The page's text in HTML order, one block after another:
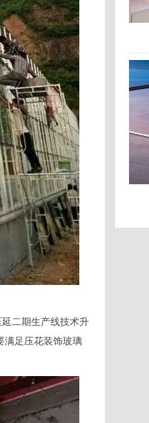
二期生产线技术升
满足压花装饰玻璃